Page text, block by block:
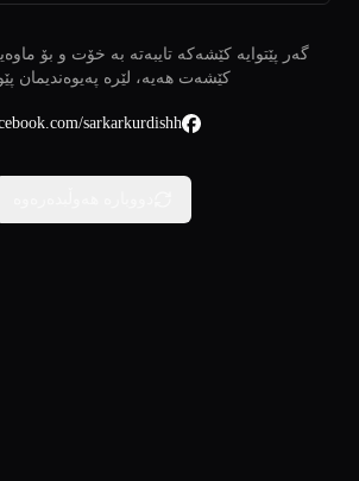
گەر پێتوایە کێشەکە تایبەتە بە خۆت و بۆ
کێشەت هەیە، لێرە پەیوەندیمان
sarkarkurdishh